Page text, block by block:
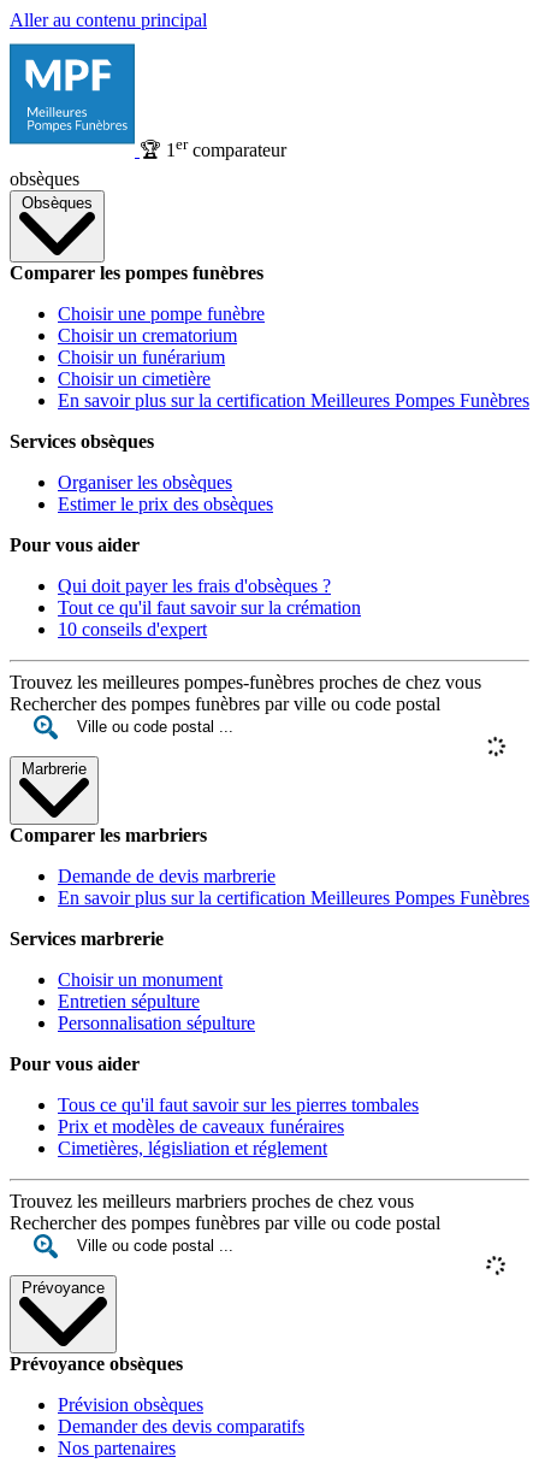
Aller au contenu principal
🏆 1 ercomparateur
obsèques
Obsèques
Comparer les pompes funèbres
Choisir une pompe funèbre
Choisir un crematorium
Choisir un funérarium
Choisir un cimetière
En savoir plus sur la certification Meilleures Pompes Funèbres
Services obsèques
Organiser les obsèques
Estimer le prix des obsèques
Pour vous aider
Qui doit payer les frais d'obsèques ?
Tout ce qu'il faut savoir sur la crémation
10 conseils d'expert
Trouvez les meilleures pompes-funèbres proches de chez vous
Rechercher des pompes funèbres par ville ou code postal
Marbrerie
Comparer les marbriers
Demande de devis marbrerie
En savoir plus sur la certification Meilleures Pompes Funèbres
Services marbrerie
Choisir un monument
Entretien sépulture
Personnalisation sépulture
Pour vous aider
Tous ce qu'il faut savoir sur les pierres tombales
Prix et modèles de caveaux funéraires
Cimetières, législiation et réglement
Trouvez les meilleurs marbriers proches de chez vous
Rechercher des pompes funèbres par ville ou code postal
Prévoyance
Prévoyance obsèques
Prévision obsèques
Demander des devis comparatifs
Nos partenaires